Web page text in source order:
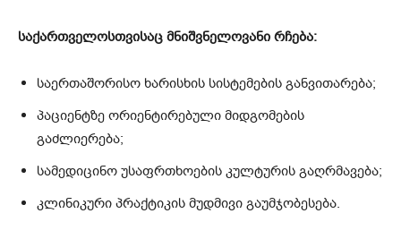
საქართველოსთვისაც მნიშვნელოვანი რჩება:
საერთაშორისო ხარისხის სისტემების განვითარება;
პაციენტზე ორიენტირებული მიდგომების
გაძლიერება;
სამედიცინო უსაფრთხოების კულტურის გაღრმავება;
კლინიკური პრაქტიკის მუდმივი გაუმჯობესება.